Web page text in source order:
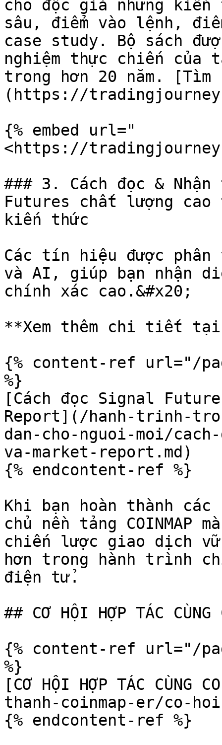
cho độc giả những kiến
sâu, điểm vào lệnh,
case study. Bộ sách
nghiệm thực chiến
trong hơn 20 năm.
(https://
{% embed url="
<https://
### 3. Cách đọc &
Futures chất lượng cao
kiến thức
Các tín hiệu được
và AI, giúp bạn nhận
chính xác cao.&#x20;
**Xem thêm chi tiết
{% content-ref url="/
%}
[Cách đọc Signal
Report](/hanh-trinh-
dan-cho-nguoi-moi/
va-market-report.md)
{% endcontent-ref %}
Khi bạn hoàn thành
chủ nền tảng COINMAP
chiến lược giao dịch
hơn trong hành trình
điện tử.
## CƠ HỘI HỢP TÁC CÙNG
{% content-ref url="/
%}
[CƠ HỘI HỢP TÁC
thanh-coinmap-er/co-